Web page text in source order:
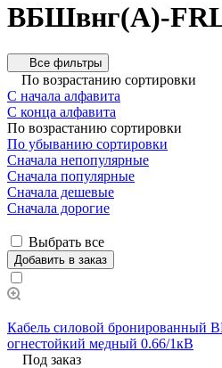
ВБШвнг(А)-
Все фильтры
По возрастанию сортировки
С начала алфавита
С конца алфавита
По возрастанию сортировки
По убыванию сортировки
Сначала непопулярные
Сначала популярные
Сначала дешевые
Сначала дорогие
Выбрать все
Добавить в заказ
Кабель силовой бронированный
огнестойкий медный 0.66/1кВ
Под заказ